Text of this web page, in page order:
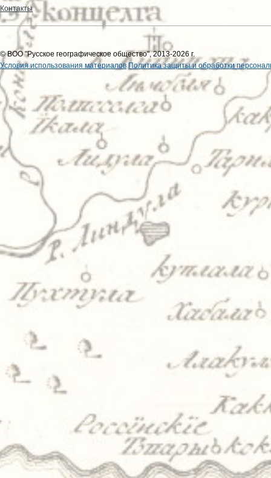
Контакты
© ВОО "Русское географическое общество", 2013-2026 г.
Условия использования материалов Политика защиты и обработки